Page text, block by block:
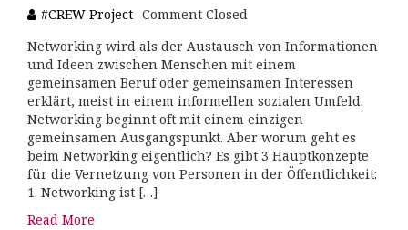
#CREW Project Comment Closed
Networking wird als der Austausch von Informationen
und Ideen zwischen Menschen mit einem
gemeinsamen Beruf oder gemeinsamen Interessen
erklärt, meist in einem informellen sozialen Umfeld.
Networking beginnt oft mit einem einzigen
gemeinsamen Ausgangspunkt. Aber worum geht es
beim Networking eigentlich? Es gibt 3 Hauptkonzepte
für die Vernetzung von Personen in der Öffentlichkeit:
1. Networking ist […]
Read More